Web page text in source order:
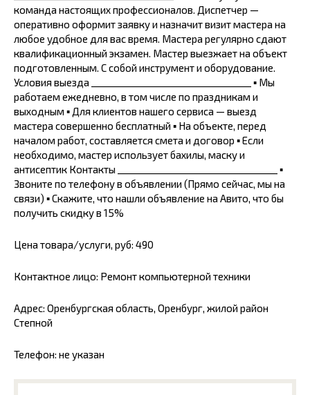
команда настоящих профессионалов. Диспетчер —
оперативно оформит заявку и назначит визит мастера на
любое удобное для вас время. Мастера регулярно сдают
квалификационный экзамен. Мастер выезжает на объект
подготовленным. С собой инструмент и оборудование.
Условия выезда _________________________________ ▪ Мы
работаем ежедневно, в том числе по праздникам и
выходным ▪ Для клиентов нашего сервиса — выезд
мастера совершенно бесплатный ▪ На объекте, перед
началом работ, составляется смета и договор ▪ Если
необходимо, мастер использует бахилы, маску и
антисептик Контакты _________________________________ ▪
Звоните по телефону в объявлении (Прямо сейчас, мы на
связи) ▪ Скажите, что нашли объявление на Авито, что бы
получить скидку в 15%
Цена товара/услуги, руб: 490
Контактное лицо: Ремонт компьютерной техники
Адрес: Оренбургская область, Оренбург, жилой район
Степной
Телефон: не указан